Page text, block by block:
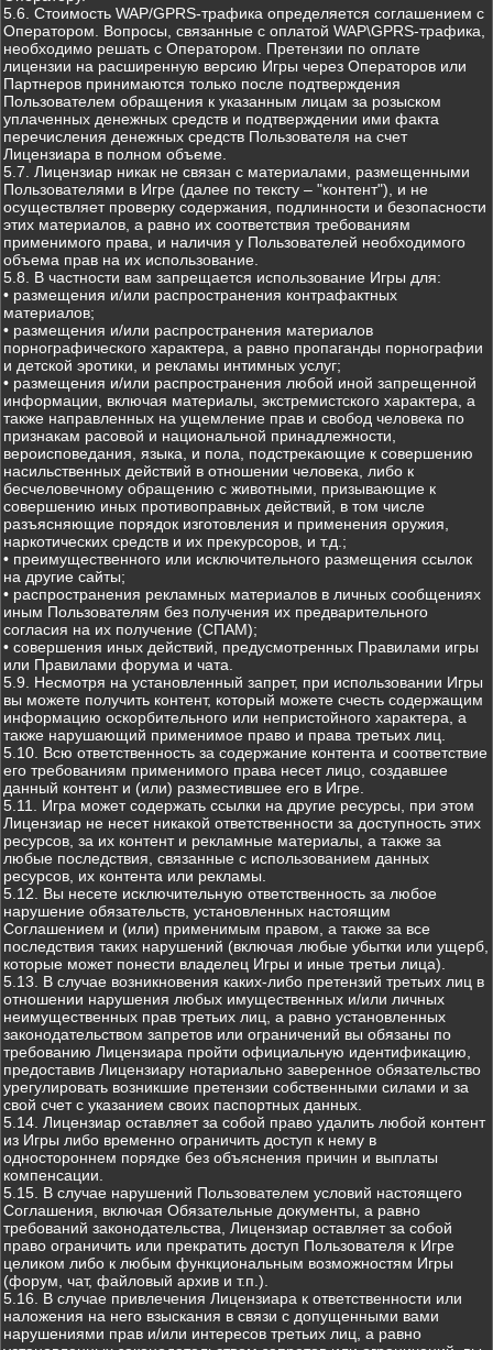
5.6. Стоимость WAP/GPRS-трафика определяется соглашением с
Оператором. Вопросы, связанные с оплатой WAP\GPRS-трафика,
необходимо решать с Оператором. Претензии по оплате
лицензии на расширенную версию Игры через Операторов или
Партнеров принимаются только после подтверждения
Пользователем обращения к указанным лицам за розыском
уплаченных денежных средств и подтверждении ими факта
перечисления денежных средств Пользователя на счет
Лицензиара в полном объеме.
5.7. Лицензиар никак не связан с материалами, размещенными
Пользователями в Игре (далее по тексту – "контент"), и не
осуществляет проверку содержания, подлинности и безопасности
этих материалов, а равно их соответствия требованиям
применимого права, и наличия у Пользователей необходимого
объема прав на их использование.
5.8. В частности вам запрещается использование Игры для:
• размещения и/или распространения контрафактных
материалов;
• размещения и/или распространения материалов
порнографического характера, а равно пропаганды порнографии
и детской эротики, и рекламы интимных услуг;
• размещения и/или распространения любой иной запрещенной
информации, включая материалы, экстремистского характера, а
также направленных на ущемление прав и свобод человека по
признакам расовой и национальной принадлежности,
вероисповедания, языка, и пола, подстрекающие к совершению
насильственных действий в отношении человека, либо к
бесчеловечному обращению с животными, призывающие к
совершению иных противоправных действий, в том числе
разъясняющие порядок изготовления и применения оружия,
наркотических средств и их прекурсоров, и т.д.;
• преимущественного или исключительного размещения ссылок
на другие сайты;
• распространения рекламных материалов в личных сообщениях
иным Пользователям без получения их предварительного
согласия на их получение (СПАМ);
• совершения иных действий, предусмотренных Правилами игры
или Правилами форума и чата.
5.9. Несмотря на установленный запрет, при использовании Игры
вы можете получить контент, который можете счесть содержащим
информацию оскорбительного или непристойного характера, а
также нарушающий применимое право и права третьих лиц.
5.10. Всю ответственность за содержание контента и соответствие
его требованиям применимого права несет лицо, создавшее
данный контент и (или) разместившее его в Игре.
5.11. Игра может содержать ссылки на другие ресурсы, при этом
Лицензиар не несет никакой ответственности за доступность этих
ресурсов, за их контент и рекламные материалы, а также за
любые последствия, связанные с использованием данных
ресурсов, их контента или рекламы.
5.12. Вы несете исключительную ответственность за любое
нарушение обязательств, установленных настоящим
Соглашением и (или) применимым правом, а также за все
последствия таких нарушений (включая любые убытки или ущерб,
которые может понести владелец Игры и иные третьи лица).
5.13. В случае возникновения каких-либо претензий третьих лиц в
отношении нарушения любых имущественных и/или личных
неимущественных прав третьих лиц, а равно установленных
законодательством запретов или ограничений вы обязаны по
требованию Лицензиара пройти официальную идентификацию,
предоставив Лицензиару нотариально заверенное обязательство
урегулировать возникшие претензии собственными силами и за
свой счет с указанием своих паспортных данных.
5.14. Лицензиар оставляет за собой право удалить любой контент
из Игры либо временно ограничить доступ к нему в
одностороннем порядке без объяснения причин и выплаты
компенсации.
5.15. В случае нарушений Пользователем условий настоящего
Соглашения, включая Обязательные документы, а равно
требований законодательства, Лицензиар оставляет за собой
право ограничить или прекратить доступ Пользователя к Игре
целиком либо к любым функциональным возможностям Игры
(форум, чат, файловый архив и т.п.).
5.16. В случае привлечения Лицензиара к ответственности или
наложения на него взыскания в связи с допущенными вами
нарушениями прав и/или интересов третьих лиц, а равно